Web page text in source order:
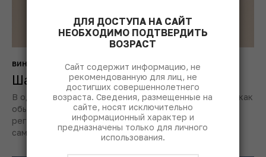
вино хозяйства
Шампань: свежий расклад
В одном из самых востребованных винных регионов, как
обычно, много новостей. Свежие релизы, сигналы
регуляторов, сделки и скандалы – рассказываем о
самом важном в нашем дайджесте.
ДЛЯ ДОСТУПА НА САЙТ
НЕОБХОДИМО ПОДТВЕРДИТЬ
ВОЗРАСТ
Сайт содержит информацию, не
рекомендованную для лиц, не
достигших совершеннолетнего
возраста. Сведения, размещенные на
сайте, носят исключительно
информационный характер и
предназначены только для личного
использования.